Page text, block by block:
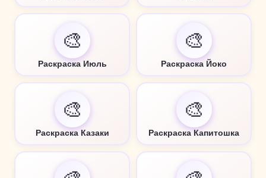
🎨
Раскраска Июль
🎨
Раскраска Йоко
🎨
Раскраска Казаки
🎨
Раскраска Капитошка